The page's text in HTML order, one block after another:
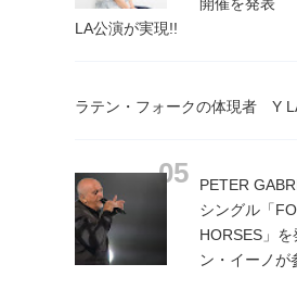
LA公演が実現!!
ラテン・フォークの体現者 Y
PETER
シングル「
HORSES」
ン・イーノが